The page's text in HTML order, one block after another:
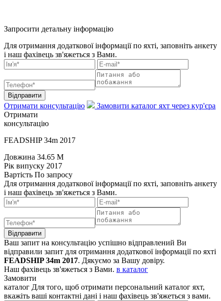
Запросити детальну інформацію
Для отримання додаткової інформації по яхті, заповніть анкету
і наш фахівець зв'яжеться з Вами.
Відправити
Отримати консультацію
Замовити каталог яхт через кур'єра
Отримати
консультацію
FEADSHIP 34m 2017
Довжина 34.65 M
Рік випуску 2017
Вартість По запросу
Для отримання додаткової інформації по яхті, заповніть анкету
і наш фахівець зв'яжеться з Вами.
Відправити
Ваш запит на консультацію успішно відправлений Ви
відправили запит для отримання додаткової інформації по яхті
FEADSHIP 34m 2017. Дякуємо за Вашу довіру.
Наш фахівець зв'яжеться з Вами. в каталог
Замовити
каталог Для того, щоб отримати персональний каталог яхт,
вкажіть ваші контактні дані і наш фахівець зв'яжеться з вами.